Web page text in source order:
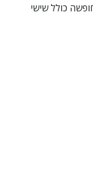
כולל שישי